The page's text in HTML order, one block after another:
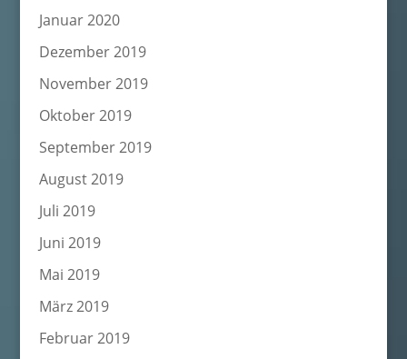
Januar 2020
Dezember 2019
November 2019
Oktober 2019
September 2019
August 2019
Juli 2019
Juni 2019
Mai 2019
März 2019
Februar 2019